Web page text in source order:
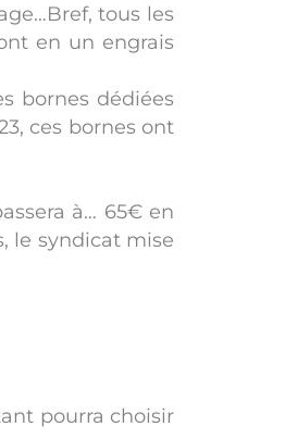
tous les
en un engrais
bornes dédiées
ces bornes ont
à… 65€ en
le syndicat mise
pourra choisir